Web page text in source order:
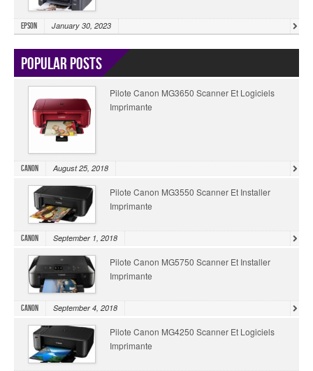
Epson January 30, 2023
Popular Posts
Pilote Canon MG3650 Scanner Et Logiciels
Imprimante
Canon August 25, 2018
Pilote Canon MG3550 Scanner Et Installer
Imprimante
Canon September 1, 2018
Pilote Canon MG5750 Scanner Et Installer
Imprimante
Canon September 4, 2018
Pilote Canon MG4250 Scanner Et Logiciels
Imprimante